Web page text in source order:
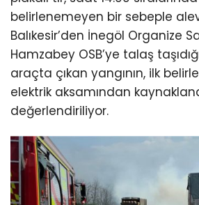
belirlenemeyen bir sebeple
Balıkesir’den İnegöl Organize
Hamzabey OSB’ye talaş
araçta çıkan yangının, ilk
elektrik aksamından
değerlendiriliyor.